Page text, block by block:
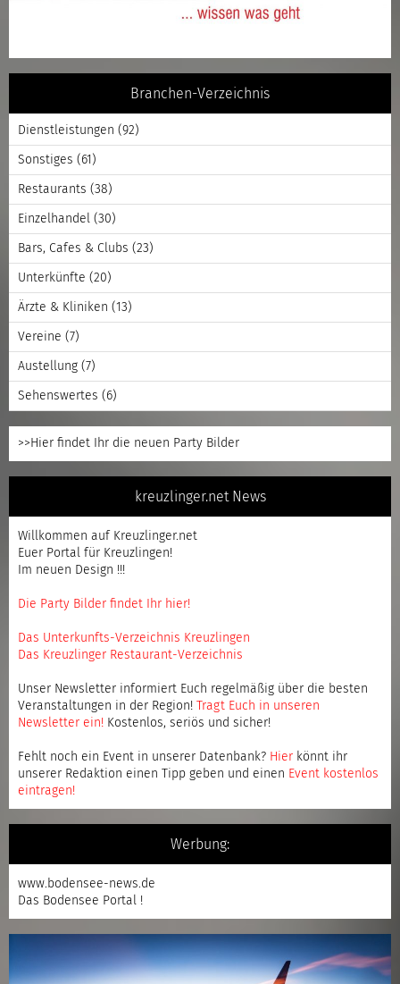
Branchen-Verzeichnis
Dienstleistungen (92)
Sonstiges (61)
Restaurants (38)
Einzelhandel (30)
Bars, Cafes & Clubs (23)
Unterkünfte (20)
Ärzte & Kliniken (13)
Vereine (7)
Austellung (7)
Sehenswertes (6)
>>Hier findet Ihr die neuen Party Bilder
kreuzlinger.net News
Willkommen auf Kreuzlinger.net
Euer Portal für Kreuzlingen!
Im neuen Design !!!
Die Party Bilder findet Ihr hier!
Das Unterkunfts-Verzeichnis Kreuzlingen
Das Kreuzlinger Restaurant-Verzeichnis
Unser Newsletter informiert Euch regelmäßig über die besten
Veranstaltungen in der Region!
Tragt Euch in unseren
Newsletter ein! Kostenlos, seriös und sicher!
Fehlt noch ein Event in unserer Datenbank? Hier könnt ihr
unserer Redaktion einen Tipp geben und einen Event kostenlos
eintragen!
Werbung:
www.bodensee-news.de
Das Bodensee Portal !